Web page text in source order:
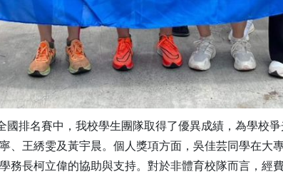
排名賽中，我校學生團隊取得了優異成績，為學校
、王綉雯及黃宇晨。個人獎項方面，吳佳芸同學在大
務長柯立偉的協助與支持。對於非體育校隊而言，經